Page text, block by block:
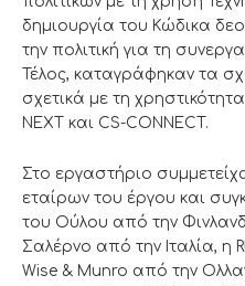
δημιουργία του Κώδικα
την πολιτική για τη
Τέλος, καταγράφηκαν τα
σχετικά με τη
NEXT και CS-CONNECT.
Στο εργαστήριο
εταίρων του έργου και
του Ούλου από την
Σαλέρνο από την Ιταλία, η
Wise & Munro από την